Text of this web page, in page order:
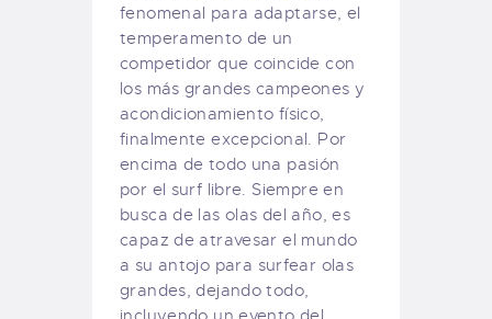
fenomenal para adaptarse, el
temperamento de un
competidor que coincide con
los más grandes campeones y
acondicionamiento físico,
finalmente excepcional. Por
encima de todo una pasión
por el surf libre. Siempre en
busca de las olas del año, es
capaz de atravesar el mundo
a su antojo para surfear olas
grandes, dejando todo,